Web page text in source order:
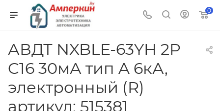
0
АВДТ NXBLE-63YH 2P
C16 30мА тип A 6кА,
электронный (R)
артикул: 515381